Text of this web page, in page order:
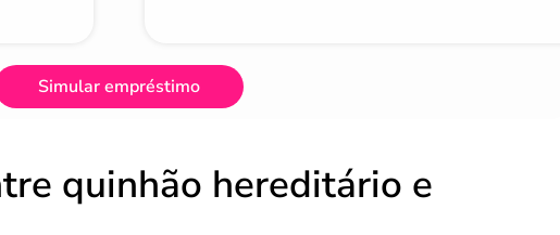
Simular empréstimo
quinhão hereditário e